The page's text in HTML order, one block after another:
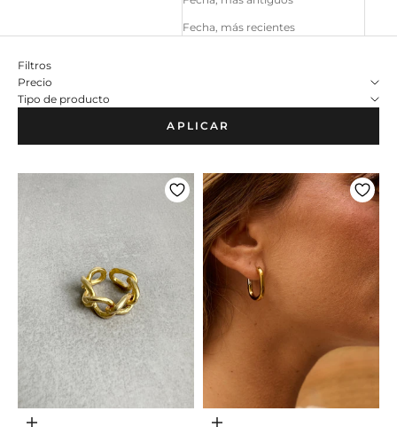
Fecha, más recientes
Filtros
Precio
Tipo de producto
APLICAR